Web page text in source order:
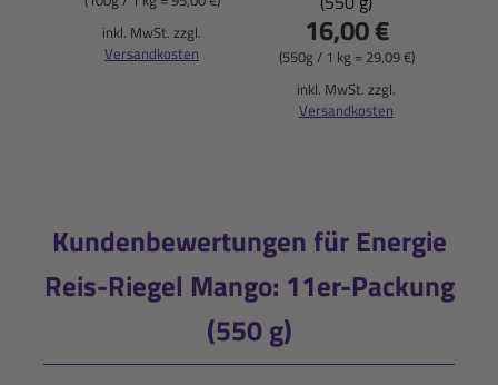
inkl. MwSt. zzgl.
Versandkosten
16,00 €
(550g / 1 kg = 29,09 €)
inkl. MwSt. zzgl.
Versandkosten
Kundenbewertungen für Energie
Reis-Riegel Mango: 11er-Packung
(550 g)